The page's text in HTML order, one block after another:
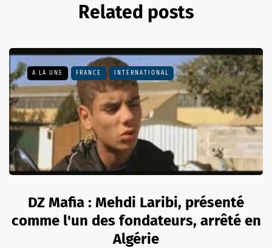
Related posts
A LA UNE FRANCE INTERNATIONAL
DZ Mafia : Mehdi Laribi, présenté
comme l'un des fondateurs, arrêté en
Algérie